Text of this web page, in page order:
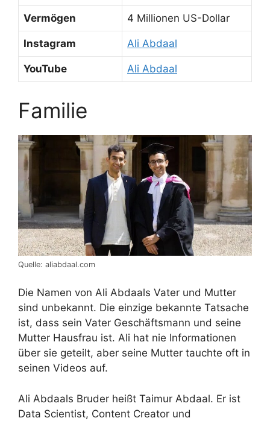
Vermögen 4 Millionen US-Dollar
Instagram Ali Abdaal
YouTube Ali Abdaal
Familie
Quelle: aliabdaal.com
Die Namen von Ali Abdaals Vater und Mutter
sind unbekannt. Die einzige bekannte Tatsache
ist, dass sein Vater Geschäftsmann und seine
Mutter Hausfrau ist. Ali hat nie Informationen
über sie geteilt, aber seine Mutter tauchte oft in
seinen Videos auf.
Ali Abdaals Bruder heißt Taimur Abdaal. Er ist
Data Scientist, Content Creator und